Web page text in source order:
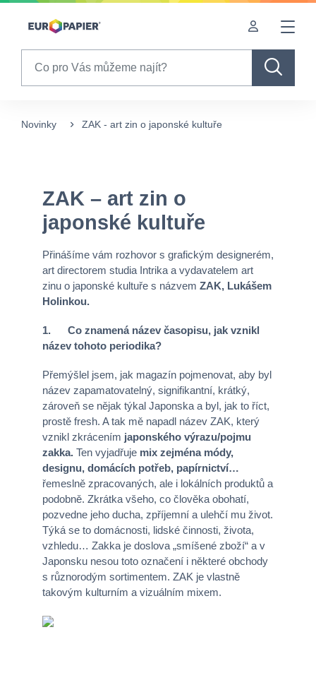
Table Of Content
ZAK – art zin o japonské kultuře
Novinky ZAK - art zin o japonské kultuře
ZAK – art zin o
japonské kultuře
Přinášíme vám rozhovor s grafickým designerém,
art directorem studia Intrika a vydavatelem art
zinu o japonské kultuře s názvem ZAK, Lukášem
Holinkou.
1. Co znamená název časopisu, jak vznikl
název tohoto periodika?
Přemýšlel jsem, jak magazín pojmenovat, aby byl
název zapamatovatelný, signifikantní, krátký,
zároveň se nějak týkal Japonska a byl, jak to říct,
prostě fresh. A tak mě napadl název ZAK, který
vznikl zkrácením japonského výrazu/pojmu
zakka. Ten vyjadřuje mix zejména módy,
designu, domácích potřeb, papírnictví…
řemeslně zpracovaných, ale i lokálních produktů a
podobně. Zkrátka všeho, co člověka obohatí,
pozvedne jeho ducha, zpříjemní a ulehčí mu život.
Týká se to domácnosti, lidské činnosti, života,
vzhledu… Zakka je doslova „smíšené zboží“ a v
Japonsku nesou toto označení i některé obchody
s různorodým sortimentem. ZAK je vlastně
takovým kulturním a vizuálním mixem.